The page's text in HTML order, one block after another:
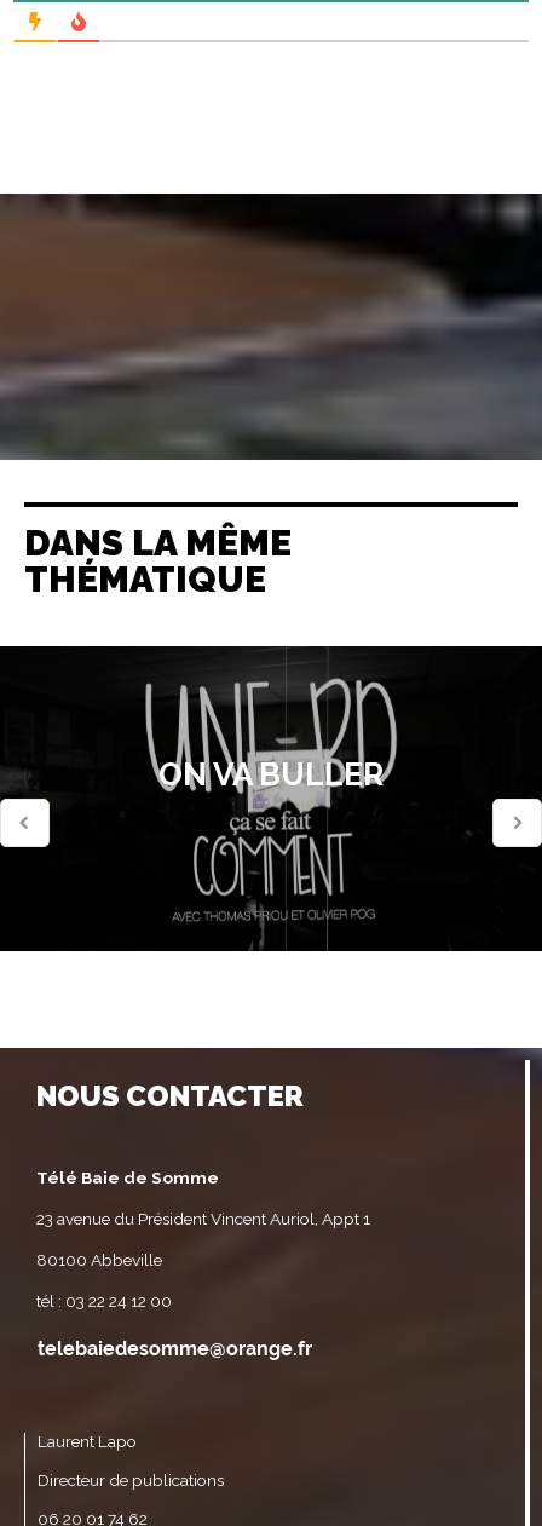
DANS LA MÊME
THÉMATIQUE
ON VA BULLER
NOUS CONTACTER
Télé Baie de Somme
23 avenue du Président Vincent Auriol, Appt 1
80100 Abbeville
tél : 03 22 24 12 00
Laurent Lapo
Directeur de publications
06 20 01 74 62